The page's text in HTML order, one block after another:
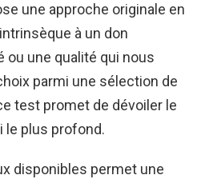
une approche originale en
à un don
ou une qualité qui nous
parmi une sélection de
test promet de dévoiler le
le plus profond.
disponibles permet une